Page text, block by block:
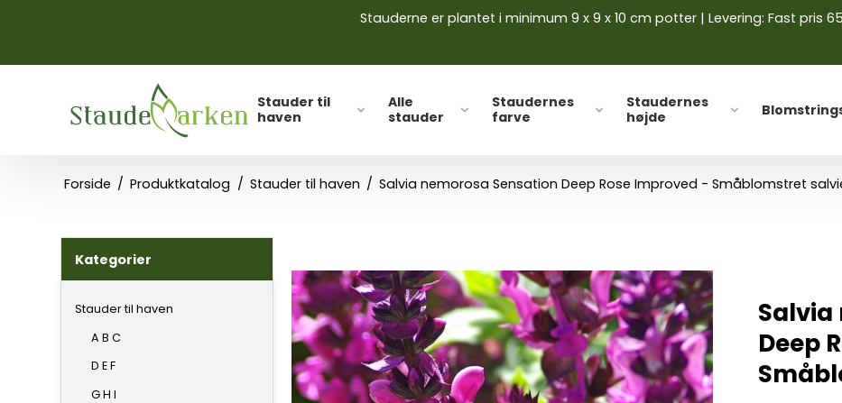
Stauderne er plantet i minimum 9 x 9 x 10 cm potter | Levering: Fast pris
Stauder til
haven
Alle
stauder
Staudernes
farve
Staudernes
højde
Forside / Produktkatalog / Stauder til haven / Salvia nemorosa Sensation Deep Rose Improved - Småblomstret
Kategorier
Stauder til haven
A B C
D E F
G H I
Salvia
Deep